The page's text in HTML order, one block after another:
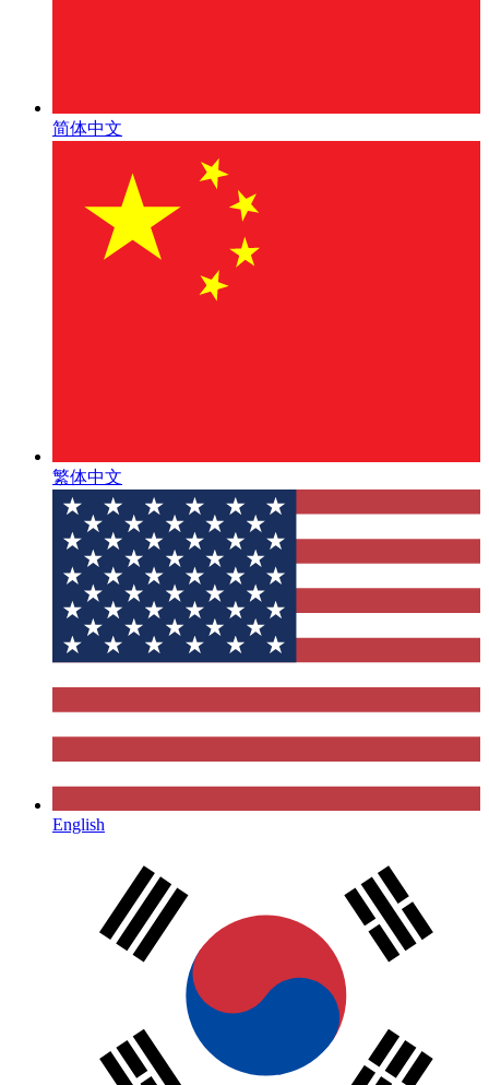
简体中文
繁体中文
English